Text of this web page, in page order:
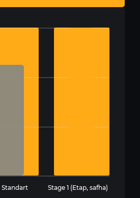
Standart Stage 1 (Etap, safha)